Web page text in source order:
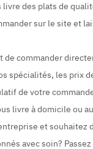
des plats de
sur le site et
de commander
spécialités, les prix
de votre
livre à domicile ou
et souhaitez
avec soin?